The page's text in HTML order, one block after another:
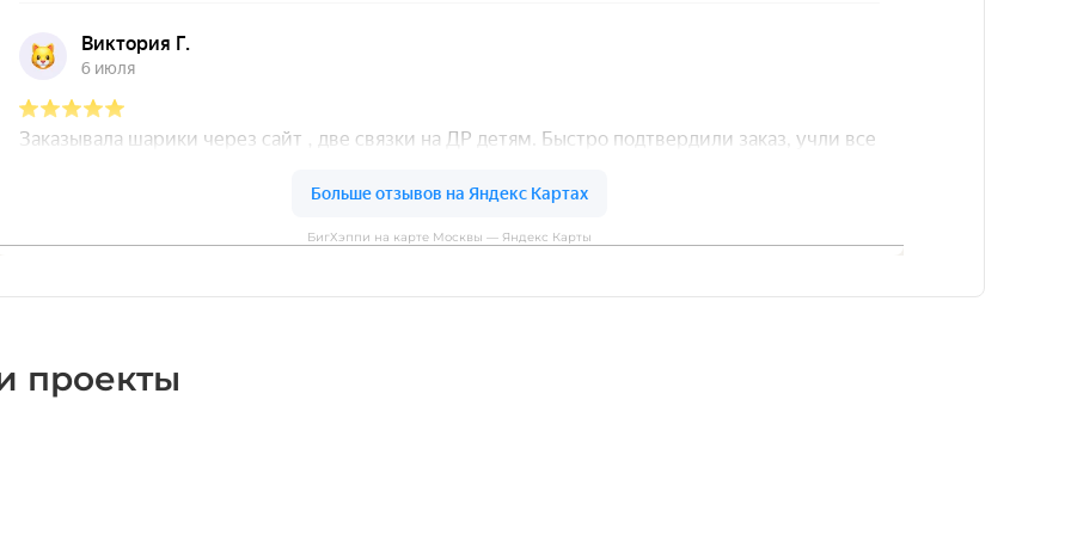
БигХэппи на карте Москвы — Яндекс Карты
проекты